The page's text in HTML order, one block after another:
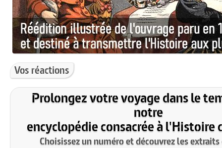
Vos réactions
Prolongez votre voyage dans le
notre
encyclopédie consacrée à l'Histoire
Choisissez un numéro et découvrez les